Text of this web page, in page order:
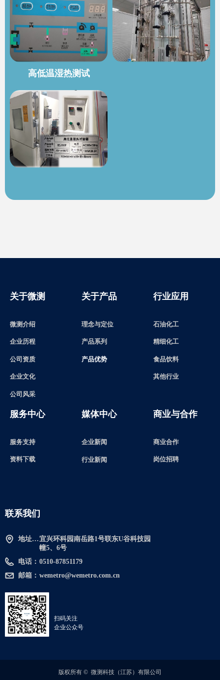
高低温湿热测试
关于微测
微测介绍
企业历程
公司资质
企业文化
公司风采
关于产品
理念与定位
产品系列
产品优势
行业应用
石油化工
精细化工
食品饮料
其他行业
服务中心
服务支持
资料下载
媒体中心
企业新闻
行业新闻
商业与合作
商业合作
岗位招聘
联系我们
地址：宜兴环科园南岳路1号联东U谷科技园幢5、6号
宜兴环科园南岳路1号联东U谷科技园
幢5、6号
电话： 0510-87851179
邮箱： wemetro@wemetro.com.cn
扫码关注
企业公众号
版权所有 © 微测科技（江苏）有限公司